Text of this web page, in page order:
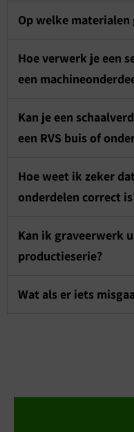
Op welke
Hoe verwerk je een
een
Kan je een
een RVS buis of
Hoe weet ik zeker
onderdelen correct
Kan ik graveerwerk
productieserie?
Wat als er iets